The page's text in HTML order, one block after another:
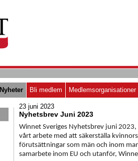
Nyheter Bli medlem Medlemsorganisationer
23 juni 2023
Nyhetsbrev Juni 2023
Winnet Sveriges Nyhetsbrev juni
vårt arbete med att säkerställa
förutsättningar som män och inom
samarbete inom EU och utanför,